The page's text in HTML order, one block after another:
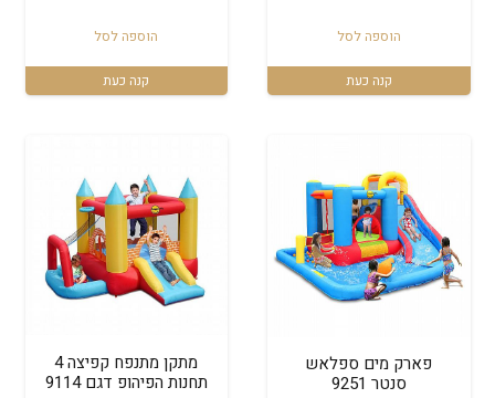
הוספה לסל
קנה כעת
הוספה לסל
קנה כעת
פארק מים ספלאש
סנטר 9251
מתקן מתנפח קפיצה 4
תחנות הפיהופ דגם 9114